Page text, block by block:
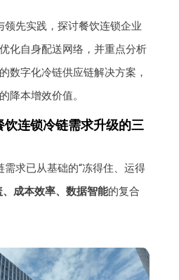
领先实践，探讨餐饮连锁企业
化自身配送网络，并重点分析
数字化冷链供应链解决方案，
降本增效价值。
饮连锁冷链需求升级的三
求已从基础的“冻得住、运得
、成本效率、数据智能的复合